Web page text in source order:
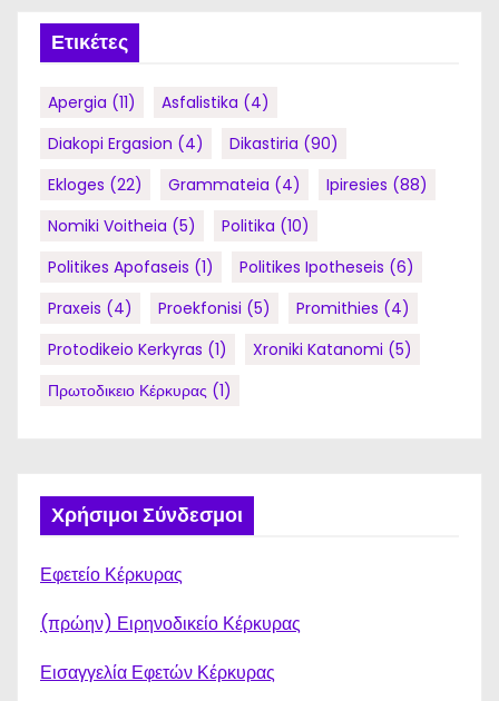
Ετικέτες
Apergia (11) Asfalistika (4)
Diakopi Ergasion (4) Dikastiria (90)
Ekloges (22) Grammateia (4) Ipiresies (88)
Nomiki Voitheia (5) Politika (10)
Politikes Apofaseis (1) Politikes Ipotheseis (6)
Praxeis (4) Proekfonisi (5) Promithies (4)
Protodikeio Kerkyras (1) Xroniki Katanomi (5)
Πρωτοδικειο Κέρκυρας (1)
Χρήσιμοι Σύνδεσμοι
Εφετείο Κέρκυρας
(πρώην) Ειρηνοδικείο Κέρκυρας
Εισαγγελία Εφετών Κέρκυρας